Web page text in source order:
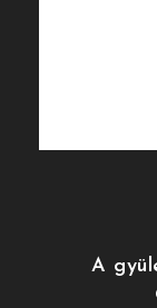
A